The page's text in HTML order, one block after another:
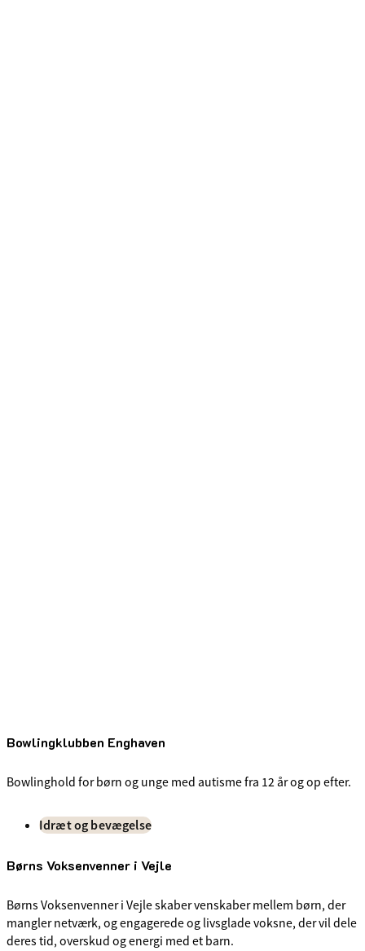
Bowlingklubben Enghaven
Bowlinghold for børn og unge med autisme fra 12 år og op efter.
Idræt og bevægelse
Børns Voksenvenner i Vejle
Børns Voksenvenner i Vejle skaber venskaber mellem børn, der
mangler netværk, og engagerede og livsglade voksne, der vil dele
deres tid, overskud og energi med et barn.